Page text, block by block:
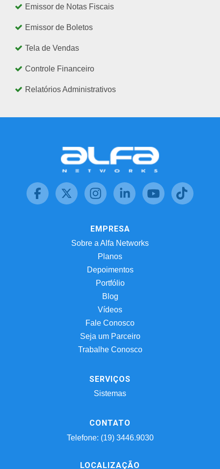
Emissor de Notas Fiscais
Emissor de Boletos
Tela de Vendas
Controle Financeiro
Relatórios Administrativos
EMPRESA
Sobre a Alfa Networks
Planos
Depoimentos
Portfólio
Blog
Vídeos
Fale Conosco
Seja um Parceiro
Trabalhe Conosco
SERVIÇOS
Sistemas
CONTATO
Telefone: (19) 3446.9030
LOCALIZAÇÃO